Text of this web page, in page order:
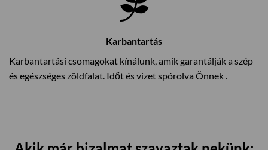
Karbantartás
Karbantartási csomagokat kínálunk, amik garantálják a szép
és egészséges zöldfalat. Időt és vizet spórolva Önnek .